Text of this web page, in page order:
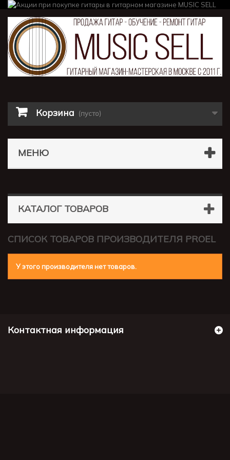
Корзина (пусто)
МЕНЮ
КАТАЛОГ ТОВАРОВ
СПИСОК ТОВАРОВ ПРОИЗВОДИТЕЛЯ PROEL
У этого производителя нет товаров.
Контактная информация